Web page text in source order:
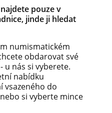
pouze v
jinde ji hledat
numismatickém
obdarovat své
u nás si vyberete.
nabídku
vsazeného do
si vyberte mince